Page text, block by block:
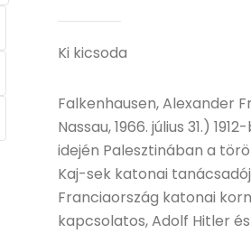
Ki kicsoda
Falkenhausen, Alexander
Nassau, 1966. július 31.)
idején Palesztinában a
Kaj-sek katonai
Franciaország katonai
kapcsolatos, Adolf Hitler